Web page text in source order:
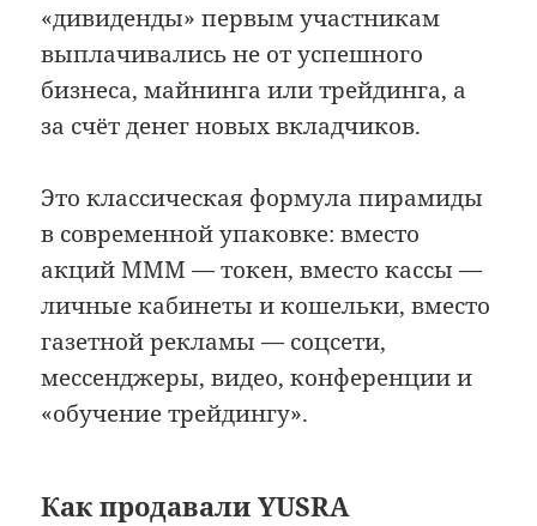
«дивиденды» первым участникам
выплачивались не от успешного
бизнеса, майнинга или трейдинга, а
за счёт денег новых вкладчиков.
Это классическая формула пирамиды
в современной упаковке: вместо
акций МММ — токен, вместо кассы —
личные кабинеты и кошельки, вместо
газетной рекламы — соцсети,
мессенджеры, видео, конференции и
«обучение трейдингу».
Как продавали YUSRA